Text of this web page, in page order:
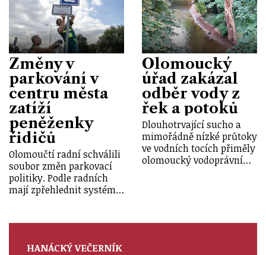
Změny v
parkování v
centru města
zatíží
peněženky
řidičů
Olomoučtí radní schválili
soubor změn parkovací
politiky. Podle radních
mají zpřehlednit systém…
Olomoucký
úřad zakázal
odběr vody z
řek a potoků
Dlouhotrvající sucho a
mimořádně nízké průtoky
ve vodních tocích přiměly
olomoucký vodoprávní…
HANÁCKÝ VEČERNÍK